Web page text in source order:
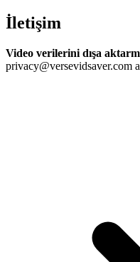
İletişim
Video verilerini dışa
privacy@versevidsaver.com